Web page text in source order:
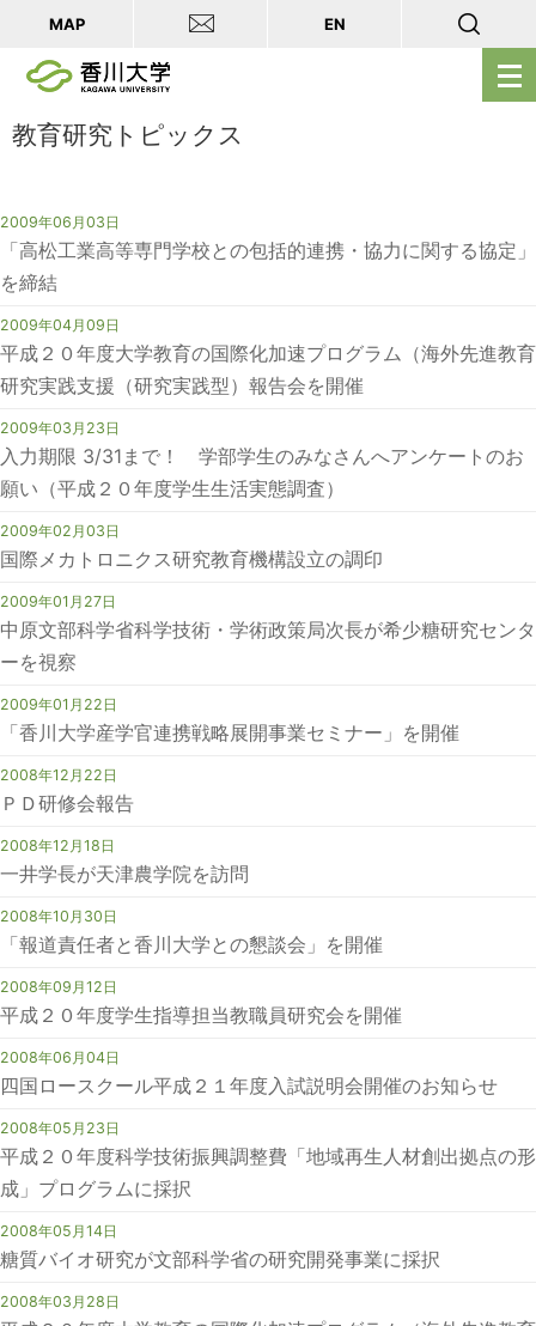
メ
ニ
く
MAP EN
教育研究トピックス
2009年06月03日
「高松工業高等専門学校との包括的連携・協力に関する協定」
を締結
2009年04月09日
平成２０年度大学教育の国際化加速プログラム（海外先進教育
研究実践支援（研究実践型）報告会を開催
2009年03月23日
入力期限 3/31まで！ 学部学生のみなさんへアンケートのお
願い（平成２０年度学生生活実態調査）
2009年02月03日
国際メカトロニクス研究教育機構設立の調印
2009年01月27日
中原文部科学省科学技術・学術政策局次長が希少糖研究センタ
ーを視察
2009年01月22日
「香川大学産学官連携戦略展開事業セミナー」を開催
2008年12月22日
ＰＤ研修会報告
2008年12月18日
一井学長が天津農学院を訪問
2008年10月30日
「報道責任者と香川大学との懇談会」を開催
2008年09月12日
平成２０年度学生指導担当教職員研究会を開催
2008年06月04日
四国ロースクール平成２１年度入試説明会開催のお知らせ
2008年05月23日
平成２０年度科学技術振興調整費「地域再生人材創出拠点の形
成」プログラムに採択
2008年05月14日
糖質バイオ研究が文部科学省の研究開発事業に採択
2008年03月28日